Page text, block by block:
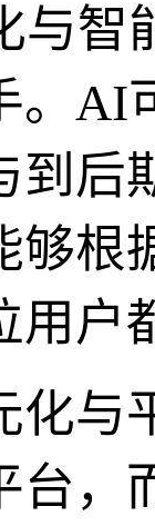
与智
。AI
到后
够根
用户
化与
台，